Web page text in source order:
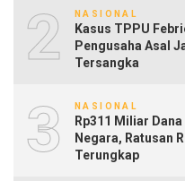
2 NASIONAL
Kasus TPPU
Pengusaha Asal
Tersangka
3 NASIONAL
Rp311 Miliar
Negara, Ratusan
Terungkap